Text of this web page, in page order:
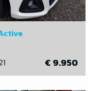
€ 9.950